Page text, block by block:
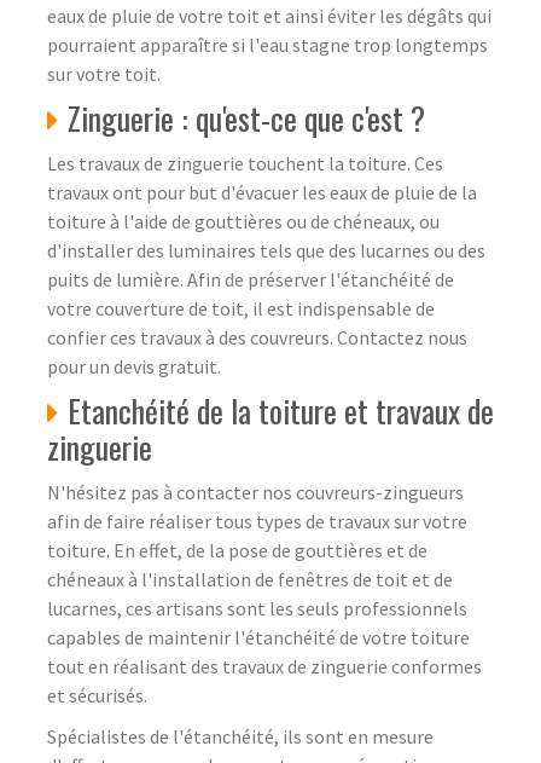
eaux de pluie de votre toit et ainsi éviter les dégâts qui
pourraient apparaître si l'eau stagne trop longtemps
sur votre toit.
Zinguerie : qu'est-ce que c'est ?
Les travaux de zinguerie touchent la toiture. Ces
travaux ont pour but d'évacuer les eaux de pluie de la
toiture à l'aide de gouttières ou de chéneaux, ou
d'installer des luminaires tels que des lucarnes ou des
puits de lumière. Afin de préserver l'étanchéité de
votre couverture de toit, il est indispensable de
confier ces travaux à des couvreurs. Contactez nous
pour un devis gratuit.
Etanchéité de la toiture et travaux de
zinguerie
N'hésitez pas à contacter nos couvreurs-zingueurs
afin de faire réaliser tous types de travaux sur votre
toiture. En effet, de la pose de gouttières et de
chéneaux à l'installation de fenêtres de toit et de
lucarnes, ces artisans sont les seuls professionnels
capables de maintenir l'étanchéité de votre toiture
tout en réalisant des travaux de zinguerie conformes
et sécurisés.
Spécialistes de l'étanchéité, ils sont en mesure